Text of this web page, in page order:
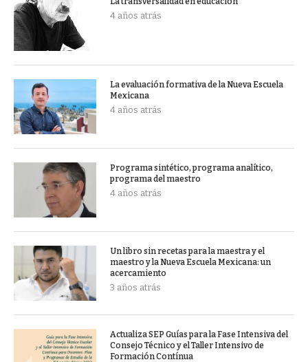
4 años atrás
La evaluación formativa de la Nueva Escuela
Mexicana
4 años atrás
Programa sintético, programa analítico,
programa del maestro
4 años atrás
Un libro sin recetas para la maestra y el
maestro y la Nueva Escuela Mexicana: un
acercamiento
3 años atrás
Actualiza SEP Guías para la Fase Intensiva del
Consejo Técnico y el Taller Intensivo de
Formación Contínua